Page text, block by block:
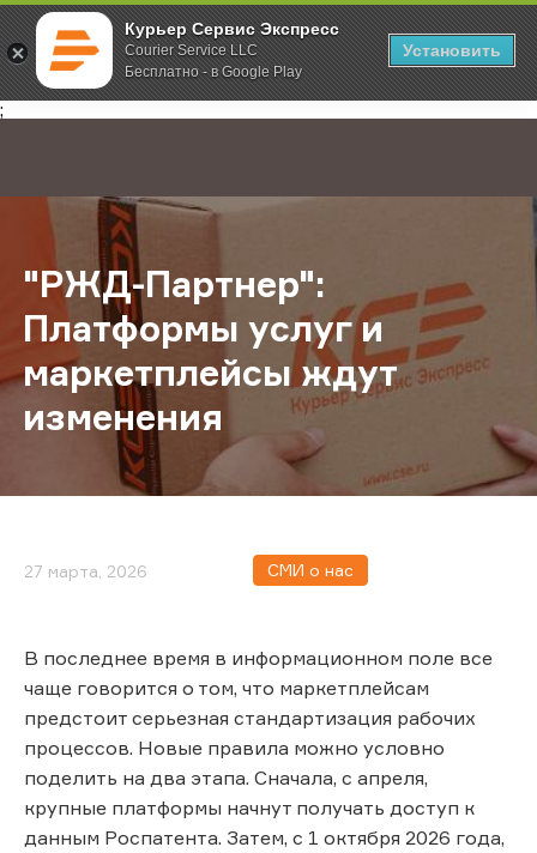
Курьер Сервис Экспресс
Courier Service LLC
Бесплатно - в Google Play
Установить
;
Главная О компании Новости "РЖД-Партнер": Платформы услуг
"РЖД-Партнер":
Платформы услуг и
маркетплейсы ждут
изменения
27 марта, 2026 СМИ о нас
В последнее время в информационном поле все
чаще говорится о том, что маркетплейсам
предстоит серьезная стандартизация рабочих
процессов. Новые правила можно условно
поделить на два этапа. Сначала, с апреля,
крупные платформы начнут получать доступ к
данным Роспатента. Затем, с 1 октября 2026 года,